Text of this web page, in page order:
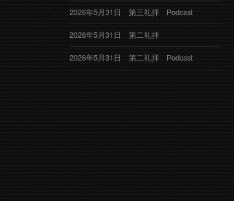
2026年5月31日 第三礼拝 Podcast
2026年5月31日 第二礼拝
2026年5月31日 第二礼拝 Podcast